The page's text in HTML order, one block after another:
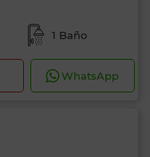
1 Baño
WhatsApp